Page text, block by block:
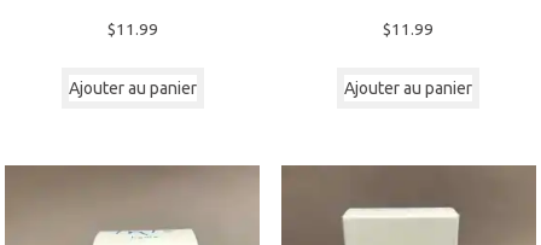
$11.99
Ajouter au panier
$11.99
Ajouter au panier